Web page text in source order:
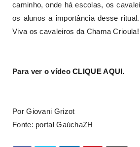
caminho, onde há escolas, os
os alunos a importância desse
Viva os cavaleiros da Chama Crioula!
Para ver o vídeoCLIQUE AQUI.
Por Giovani Grizot
Fonte: portal GaúchaZH